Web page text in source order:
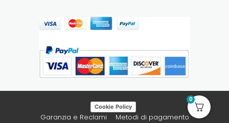
Cookie Policy
Garanzia e Reclami
Metodi di pagamento
0